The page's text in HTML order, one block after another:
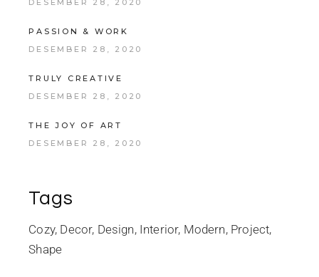
DESEMBER 28, 2020
PASSION & WORK
DESEMBER 28, 2020
TRULY CREATIVE
DESEMBER 28, 2020
THE JOY OF ART
DESEMBER 28, 2020
Tags
Cozy Decor Design Interior Modern Project
Shape